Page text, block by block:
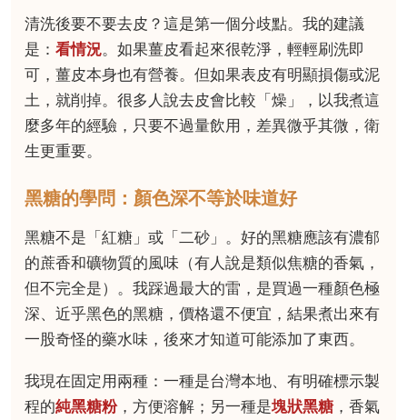
清洗後要不要去皮？這是第一個分歧點。我的建議
是： 看情況。如果薑皮看起來很乾淨，輕輕刷洗即
可，薑皮本身也有營養。但如果表皮有明顯損傷或泥
土，就削掉。很多人說去皮會比較「燥」，以我煮這
麼多年的經驗，只要不過量飲用，差異微乎其微，衛
生更重要。
黑糖的學問：顏色深不等於味道好
黑糖不是「紅糖」或「二砂」。好的黑糖應該有濃郁
的蔗香和礦物質的風味（有人說是類似焦糖的香氣，
但不完全是）。我踩過最大的雷，是買過一種顏色極
深、近乎黑色的黑糖，價格還不便宜，結果煮出來有
一股奇怪的藥水味，後來才知道可能添加了東西。
我現在固定用兩種：一種是台灣本地、有明確標示製
程的純黑糖粉，方便溶解；另一種是塊狀黑糖，香氣